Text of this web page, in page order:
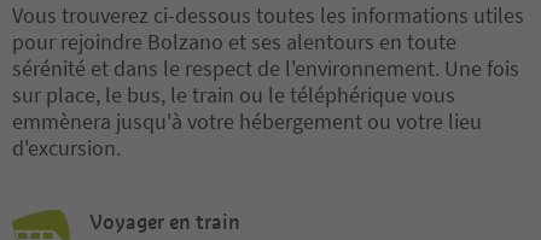
Gastronomy partners: top
producers such as Mila, Genuss &
Lachs, Panificio Franziskaner,
PIWI Alto Adige and Speck Alto
Adige IGP.
participants.
Vous trouverez ci-dessous toutes les informations utiles
pour rejoindre Bolzano et ses alentours en toute
sérénité et dans le respect de l'environnement. Une fois
sur place, le bus, le train ou le téléphérique vous
emmènera jusqu'à votre hébergement ou votre lieu
d'excursion.
Voyager en train